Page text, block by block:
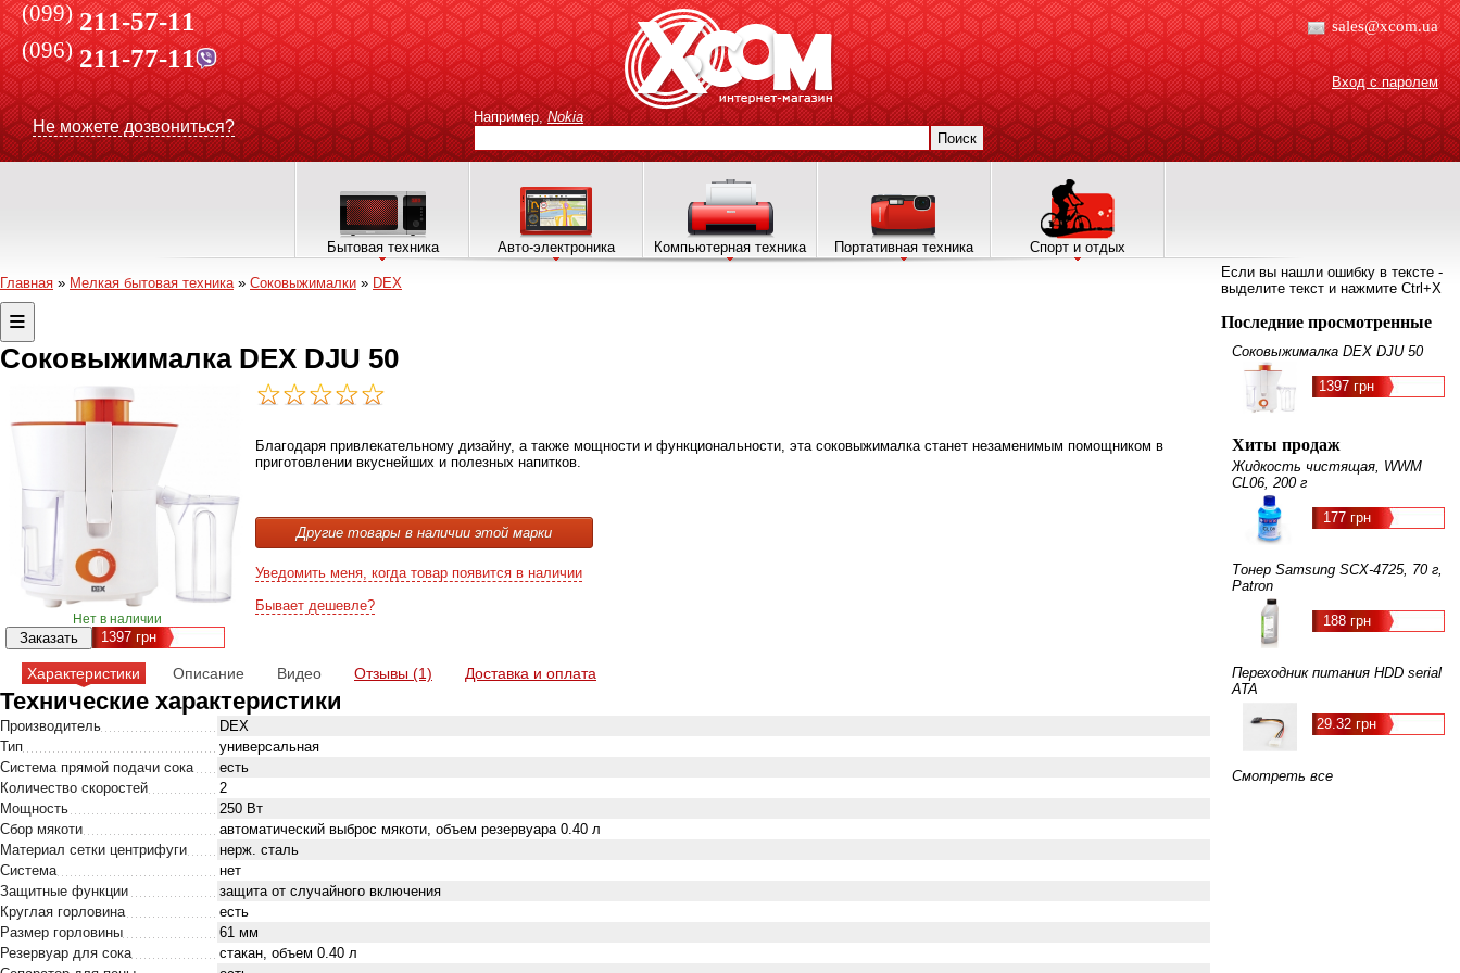
(099) 211-57-11
(096)211-77-11
Не можете дозвониться?
sales@xcom.ua
Вход с паролем
Например, Nokia
Поиск
Бытовая техника Авто-электроника Компьютерная техника Портативная техника Спорт и отдых
Главная » Мелкая бытовая техника» Соковыжималки » DEX
Соковыжималка DEX DJU 50
Нет в наличии
1397 грн
Благодаря привлекательному дизайну, а также мощности и функциональности, эта соковыжималка станет незаменимым помощником в
приготовлении вкуснейших и полезных напитков.
Другие товары в наличии этой марки
Уведомить меня, когда товар появится в наличии
Бывает дешевле?
Характеристики Описание Видео Отзывы (1) Доставка и оплата
Технические характеристики
Производитель
DEX
Тип
универсальная
Система прямой подачи сока
есть
Количество скоростей
2
Мощность
250 Вт
Сбор мякоти
автоматический выброс мякоти, объем резервуара 0.40 л
Материал сетки центрифуги
нерж. сталь
Система
нет
Защитные функции
защита от случайного включения
Круглая горловина
есть
Размер горловины
61 мм
Резервуар для сока
стакан, объем 0.40 л
Если вы нашли ошибку в тексте -
выделите текст и нажмите Ctrl+X
Последние просмотренные
Соковыжималка DEX DJU 50
1397 грн
Хиты продаж
Жидкость чистящая, WWM
CL06, 200 г
177 грн
Тонер Samsung SCX-4725, 70 г,
Patron
188 грн
Переходник питания HDD serial
ATA
29.32 грн
Смотреть все